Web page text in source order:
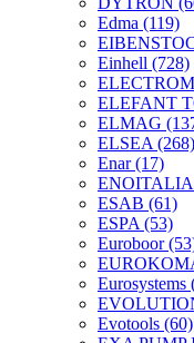
Edma (119)
Einhell (728)
ELEFANT
ELMAG
ELSEA (268)
Enar(17)
ENOITALIA
ESAB (61)
ESPA (53)
Euroboor
Eurosystems
Evotools (60)